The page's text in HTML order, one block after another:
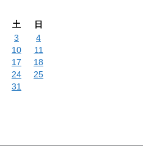
土
日
3
4
10
11
17
18
24
25
31